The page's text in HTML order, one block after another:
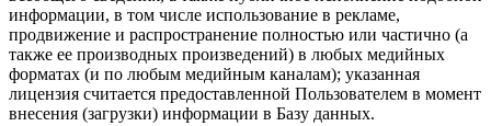
информации, в том числе использование в рекламе,
продвижение и распространение полностью или частично (а
также ее производных произведений) в любых медийных
форматах (и по любым медийным каналам); указанная
лицензия считается предоставленной Пользователем в момент
внесения (загрузки) информации в Базу данных.